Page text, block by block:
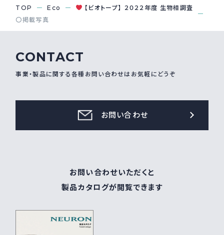
採用情報 Recruit
TOP Eco
【ビオトープ】 ２０２２年度 生物相調査
〇掲載写真
CONTACT
事業・製品に関する各種お問い合わせはお気軽にどうぞ
お問い合わせ
お問い合わせいただくと
製品カタログが閲覧できます